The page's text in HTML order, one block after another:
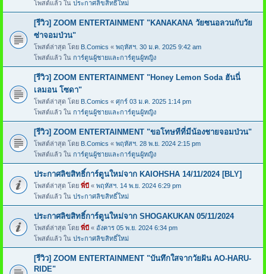
โพสต์แล้ว ใน ประกาศลิขสิทธิ์ใหม่
[รีวิว] ZOOM ENTERTAINMENT "KANAKANA วัยซนอลวนกับวัย
ซ่าจอมป่วน"
โพสต์ล่าสุด โดย B.Comics « พฤหัสฯ. 30 ม.ค. 2025 9:42 am
โพสต์แล้ว ใน การ์ตูนผู้ชายและการ์ตูนผู้หญิง
[รีวิว] ZOOM ENTERTAINMENT "Honey Lemon Soda ฮันนี่
เลมอน โซดา"
โพสต์ล่าสุด โดย B.Comics « ศุกร์ 03 ม.ค. 2025 1:14 pm
โพสต์แล้ว ใน การ์ตูนผู้ชายและการ์ตูนผู้หญิง
[รีวิว] ZOOM ENTERTAINMENT "ขอโทษทีที่มีน้องชายจอมป่วน"
โพสต์ล่าสุด โดย B.Comics « พฤหัสฯ. 28 พ.ย. 2024 2:15 pm
โพสต์แล้ว ใน การ์ตูนผู้ชายและการ์ตูนผู้หญิง
ประกาศลิขสิทธิ์การ์ตูนใหม่จาก KAIOHSHA 14/11/2024 [BLY]
โพสต์ล่าสุด โดย พี่บี « พฤหัสฯ. 14 พ.ย. 2024 6:29 pm
โพสต์แล้ว ใน ประกาศลิขสิทธิ์ใหม่
ประกาศลิขสิทธิ์การ์ตูนใหม่จาก SHOGAKUKAN 05/11/2024
โพสต์ล่าสุด โดย พี่บี « อังคาร 05 พ.ย. 2024 6:34 pm
โพสต์แล้ว ใน ประกาศลิขสิทธิ์ใหม่
[รีวิว] ZOOM ENTERTAINMENT "บันทึกใสจากวัยฝัน AO-HARU-
RIDE"